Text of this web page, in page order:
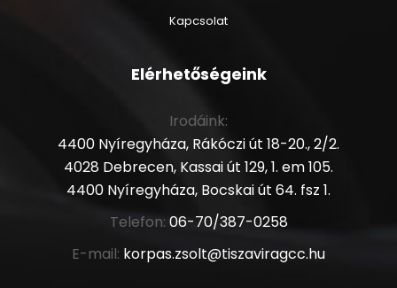
Kapcsolat
Elérhetőségeink
Irodáink:
4400 Nyíregyháza, Rákóczi út 18-20., 2/2.
4028 Debrecen, Kassai út 129, 1. em 105.
4400 Nyíregyháza, Bocskai út 64. fsz 1.
Telefon: 06-70/387-0258
E-mail: korpas.zsolt@tiszaviragcc.hu